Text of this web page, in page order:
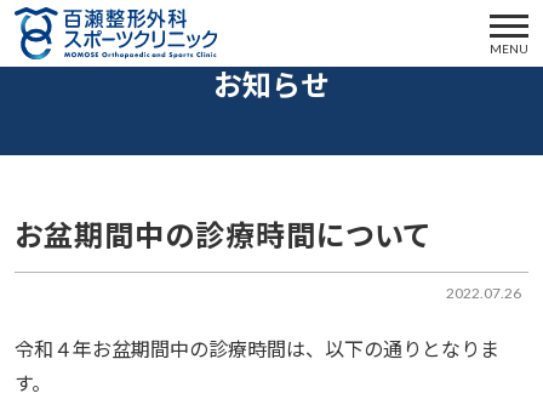
MENU
お知らせ
2022.07.26
お盆期間中の診療時間について
令和４年お盆期間中の診療時間は、以下の通りとなりま
す。